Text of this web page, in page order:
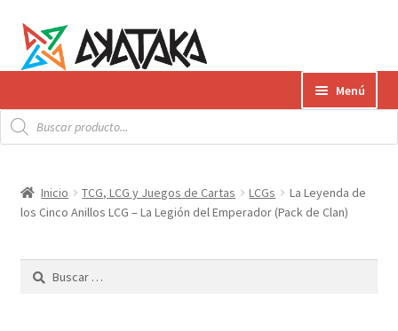
la
navegación
contenido
Menú
Productos
el
hijo
Envíos
Búsqueda
de
productos
Inicio TCG, LCG y Juegos de Cartas LCGs
La Leyenda de
los Cinco Anillos LCG – La Legión del Emperador (Pack de Clan)
Buscar: